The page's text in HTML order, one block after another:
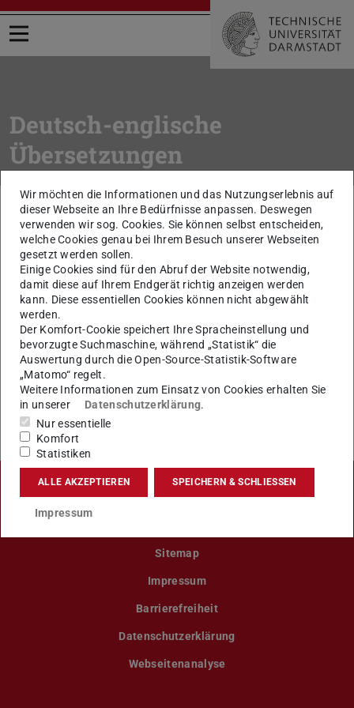
Menü öffnen
Deutsch-englische
Übersetzungen
Sie befinden sich hier:
TU Darmstadt Intern
Arbeitsmittel
Wörterbuch Deutsch / Englisch
zurück zur Liste
Studienbescheinigung
Certificate of Study
KONTAKT
LinkedIn-Seite der TU Darmstadt
Sitemap
Impressum
Barrierefreiheit
Datenschutzerklärung
Webseitenanalyse
Wir möchten die Informationen und das Nutzungserlebnis auf
dieser Webseite an Ihre Bedürfnisse anpassen. Deswegen
verwenden wir sog. Cookies. Sie können selbst entscheiden,
welche Cookies genau bei Ihrem Besuch unserer Webseiten
gesetzt werden sollen.
Einige Cookies sind für den Abruf der Website notwendig,
damit diese auf Ihrem Endgerät richtig anzeigen werden
kann. Diese essentiellen Cookies können nicht abgewählt
werden.
Der Komfort-Cookie speichert Ihre Spracheinstellung und
bevorzugte Suchmaschine, während „Statistik“ die
Auswertung durch die Open-Source-Statistik-Software
„Matomo“ regelt.
Weitere Informationen zum Einsatz von Cookies erhalten Sie
in unserer
Datenschutzerklärung.
Nur essentielle
Komfort
Statistiken
ALLE AKZEPTIEREN SPEICHERN & SCHLIESSEN
Impressum